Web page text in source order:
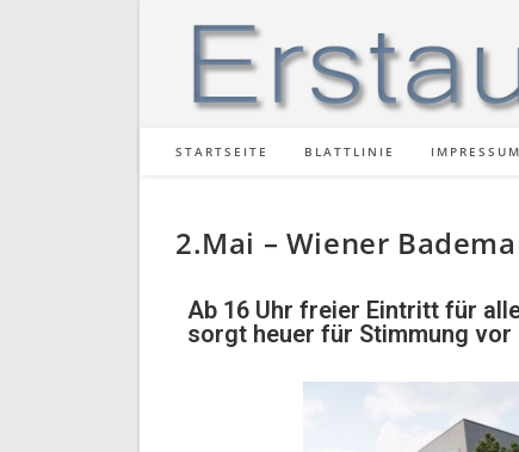
STARTSEITE BLATTLINIE IMPRESSUM
2.Mai – Wiener
Ab 16 Uhr freier Eintritt für
sorgt heuer für Stimmung vor